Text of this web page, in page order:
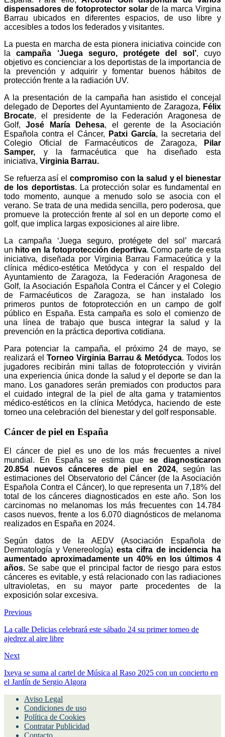
dispensadores de fotoprotector solar de la marca Virgina
Barrau ubicados en diferentes espacios, de uso libre y
accesibles a todos los federados y visitantes.
La puesta en marcha de esta pionera iniciativa coincide con
lacampaña ‘Juega seguro, protégete del sol’, cuyo
objetivo es concienciar a los deportistas de la importancia de
la prevención y adquirir y fomentar buenos hábitos de
protección frente a la radiación UV.
A la presentación de la campaña han asistido el concejal
delegado de Deportes del Ayuntamiento de Zaragoza, Félix
Brocate, el presidente de la Federación Aragonesa de
Golf,José María Dehesa, el gerente de la Asociación
Española contra el Cáncer,
Patxi García, la secretaria del
Colegio Oficial de Farmacéuticos de Zaragoza,
Pilar
Samper, y la farmacéutica que ha diseñado esta
iniciativa, Virginia Barrau.
Se refuerza así el compromiso con la salud y el bienestar
de los deportistas. La protección solar es fundamental en
todo momento, aunque a menudo solo se asocia con el
verano. Se trata de una medida sencilla, pero poderosa, que
promueve la protección frente al sol en un deporte como el
golf, que implica largas exposiciones al aire libre.
La campaña ‘Juega seguro, protégete del sol’ marcará
un hito en la fotoprotección deportiva. Como parte de esta
iniciativa, diseñada por Virginia Barrau Farmaceútica y la
clínica médico-estética Metódyca y con el respaldo del
Ayuntamiento de Zaragoza, la Federación Aragonesa de
Golf, la Asociación Española Contra el Cáncer y el Colegio
de Farmacéuticos de Zaragoza, se han instalado los
primeros puntos de fotoprotección en un campo de golf
público en España. Esta campaña es solo el comienzo de
una línea de trabajo que busca integrar la salud y la
prevención en la práctica deportiva cotidiana.
Para potenciar la campaña, el próximo 24 de mayo, se
realizará el Torneo Virginia Barrau & Metódyca. Todos los
jugadores recibirán mini tallas de fotoprotección y vivirán
una experiencia única donde la salud y el deporte se dan la
mano. Los ganadores serán premiados con productos para
el cuidado integral de la piel de alta gama y tratamientos
médico-estéticos en la clínica Metódyca, haciendo de este
torneo una celebración del bienestar y del golf responsable.
Cáncer de piel en España
El cáncer de piel es uno de los más frecuentes a nivel
mundial. En España se estima que se diagnosticaron
20.854 nuevos cánceres de piel en 2024, según las
estimaciones del Observatorio del Cáncer (de la Asociación
Española Contra el Cáncer), lo que representa un 7,18% del
total de los cánceres diagnosticados en este año. Son los
carcinomas no melanomas los más frecuentes con 14.784
casos nuevos, frente a los 6.070 diagnósticos de melanoma
realizados en España en 2024.
Según datos de la AEDV (Asociación Española de
Dermatología y Venereología)esta cifra de incidencia ha
aumentado aproximadamente un 40% en los últimos 4
años. Se sabe que el principal factor de riesgo para estos
cánceres es evitable, y está relacionado con las radiaciones
ultravioletas, en su mayor parte procedentes de la
exposición solar excesiva.
Previous
La calle Delicias celebrará este sábado 24 su primer torneo de
ajedrez al aire libre
Next
Ixeya se suma al cartel de Música al Raso 2025 con un concierto en
el Jardín de Sergio Algora
Aviso Legal
Condiciones de uso
Política de Cookies
Contratar Publicidad